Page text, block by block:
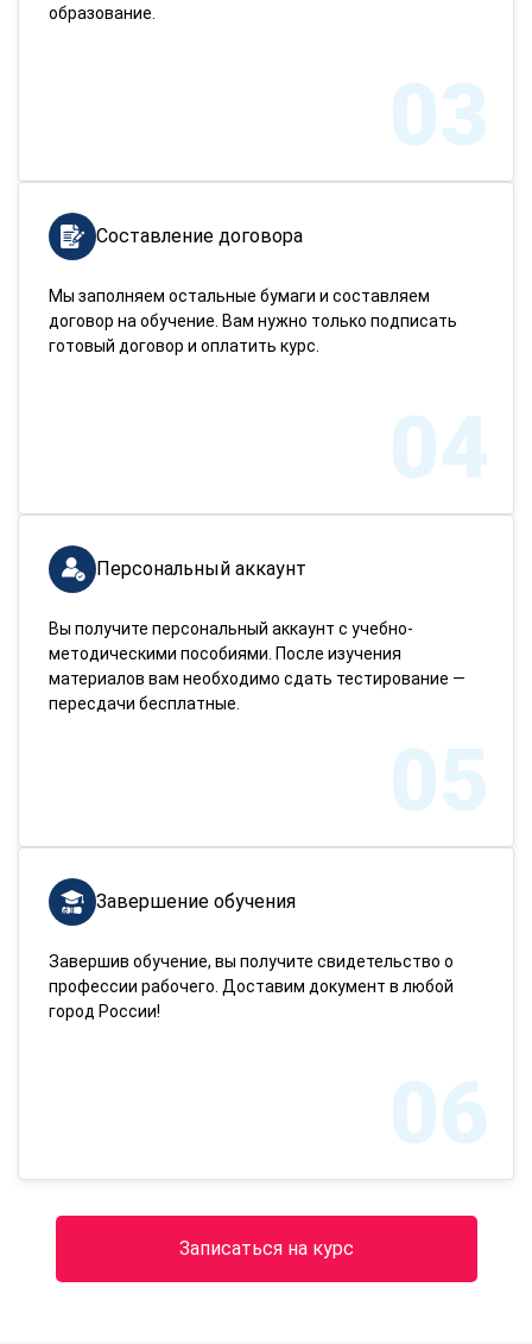
образование.
03
Составление договора
Мы заполняем остальные бумаги и составляем
договор на обучение. Вам нужно только подписать
готовый договор и оплатить курс.
04
Персональный аккаунт
Вы получите персональный аккаунт с учебно-
методическими пособиями. После изучения
материалов вам необходимо сдать тестирование —
пересдачи бесплатные.
05
Завершение обучения
Завершив обучение, вы получите свидетельство о
профессии рабочего. Доставим документ в любой
город России!
06
Записаться на курс